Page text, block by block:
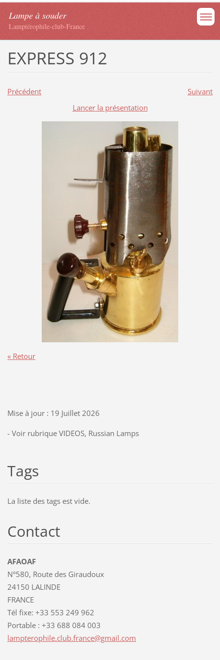
Lampe à souder
Lamptérophile-club-France
EXPRESS 912
Précédent
Suivant
Lancer la présentation
« Retour
Mise à jour : 19 Juillet 2026
- Voir rubrique VIDEOS, Russian Lamps
Tags
La liste des tags est vide.
Contact
AFAOAF
N°580, Route des Giraudoux
24150 LALINDE
FRANCE
Tél fixe: +33 553 249 962
Portable : +33 688 084 003
lampterophile.club.france@gmail.com